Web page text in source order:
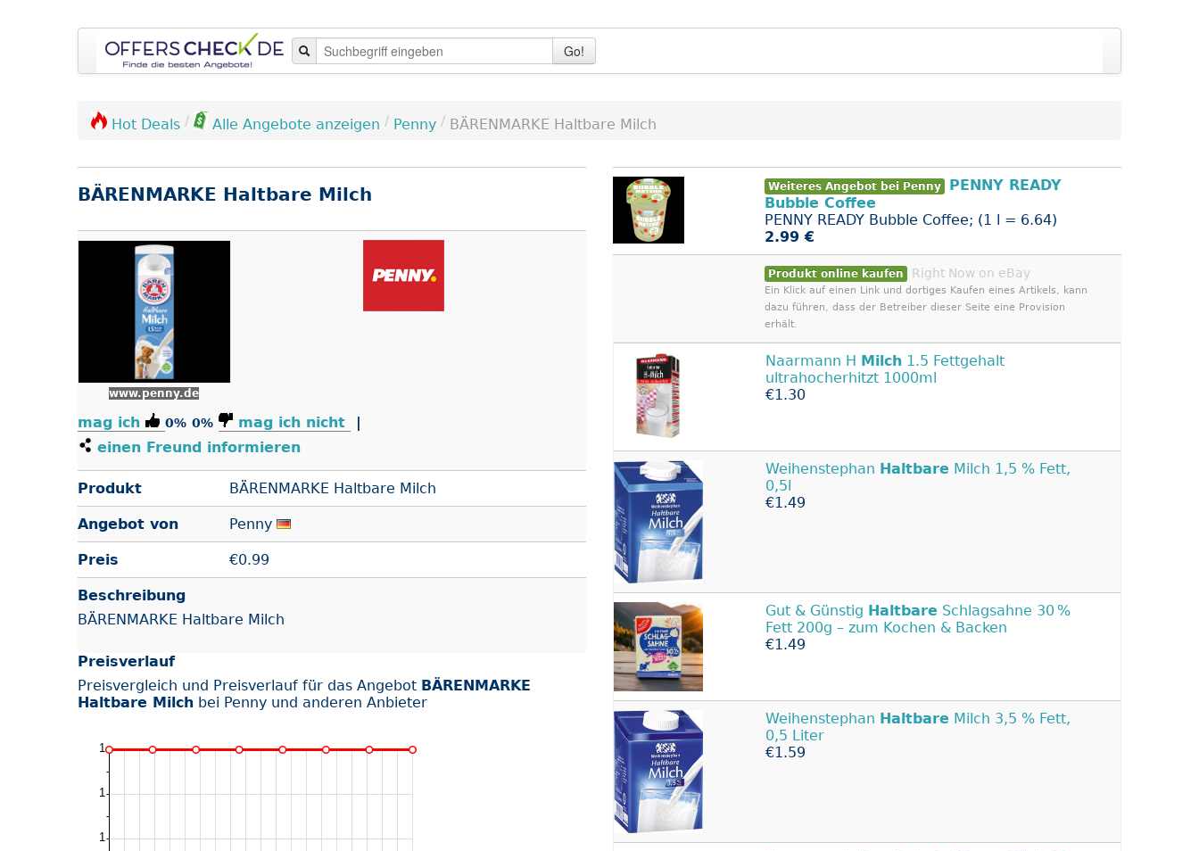
Go!
Hot Deals / Alle Angebote anzeigen / Penny / BÄRENMARKE Haltbare Milch
BÄRENMARKE Haltbare Milch
www.penny.de
mag ich 0% 0% mag ich nicht
einen Freund informieren
Produkt BÄRENMARKE Haltbare Milch
Angebot von Penny
Preis €0.99
Beschreibung
BÄRENMARKE Haltbare Milch
Preisverlauf
Preisvergleich und Preisverlauf für das Angebot BÄRENMARKE
Haltbare Milch bei Penny und anderen Anbieter
Weiteres Angebot bei Penny
PENNY READY
Bubble Coffee
PENNY READY Bubble Coffee; (1 l = 6.64)
2.99 €
Produkt online kaufen Right Now on eBay
Ein Klick auf einen Link und dortiges Kaufen eines Artikels, kann
dazu führen, dass der Betreiber dieser Seite eine Provision
erhält.
Naarmann H Milch 1.5 Fettgehalt
ultrahocherhitzt 1000ml
€1.30
Weihenstephan Haltbare Milch 1,5 % Fett,
0,5l
€1.49
Gut & Günstig Haltbare Schlagsahne 30 %
Fett 200g – zum Kochen & Backen
€1.49
Weihenstephan Haltbare Milch 3,5 % Fett,
0,5 Liter
€1.59